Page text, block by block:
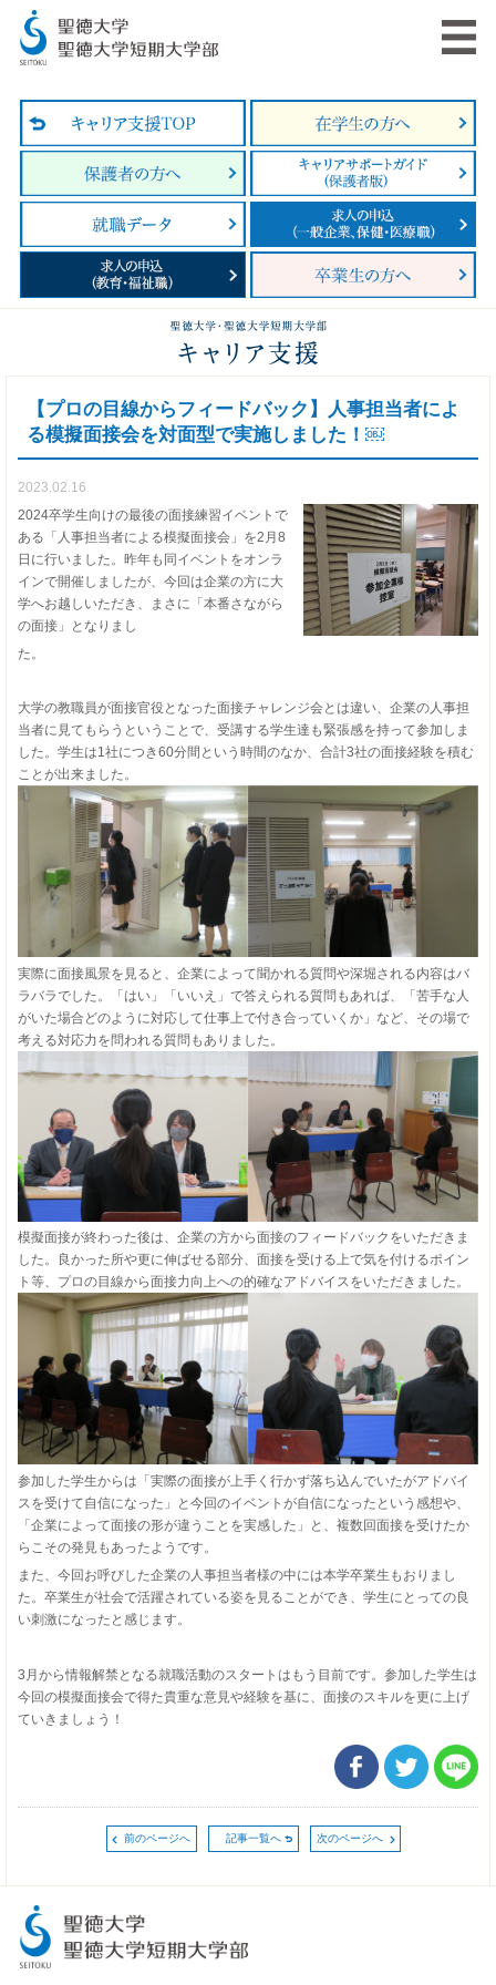
【プロの目線からフィードバック】人事担当者によ
る模擬面接会を対面型で実施しました！￼
2023.02.16
2024卒学生向けの最後の面接練習イベントで
ある「人事担当者による模擬面接会」を2月8
日に行いました。昨年も同イベントをオンラ
インで開催しましたが、今回は企業の方に大
学へお越しいただき、まさに「本番さながら
の面接」となりまし
た
大学の教職員が面接官役となった面接チャレンジ会とは違い、企業の人事担
当者に見てもらうということで、受講する学生達も緊張感を持って参加しま
した。学生は1社につき60分間という時間のなか、合計3社の面接経験を積む
ことが出来ました。
実際に面接風景を見ると、企業によって聞かれる質問や深堀される内容はバ
ラバラでした。「はい」「いいえ」で答えられる質問もあれば、「苦手な人
がいた場合どのように対応して仕事上で付き合っていくか」など、その場で
考える対応力を問われる質問もありました。
模擬面接が終わった後は、企業の方から面接のフィードバックをいただきま
した。良かった所や更に伸ばせる部分、面接を受ける上で気を付けるポイン
ト等、プロの目線から面接力向上への的確なアドバイスをいただきました。
参加した学生からは「実際の面接が上手く行かず落ち込んでいたがアドバイ
スを受けて自信になった」と今回のイベントが自信になったという感想や、
「企業によって面接の形が違うことを実感した」と、複数回面接を受けたか
らこその発見もあったようです。
また、今回お呼びした企業の人事担当者様の中には本学卒業生もおりまし
た。卒業生が社会で活躍されている姿を見ることができ、学生にとっての良
い刺激になったと感じます。
3月から情報解禁となる就職活動のスタートはもう目前です。参加した学生は
今回の模擬面接会で得た貴重な意見や経験を基に、面接のスキルを更に上げ
ていきましょう！
前のページへ 記事一覧へ 次のページへ